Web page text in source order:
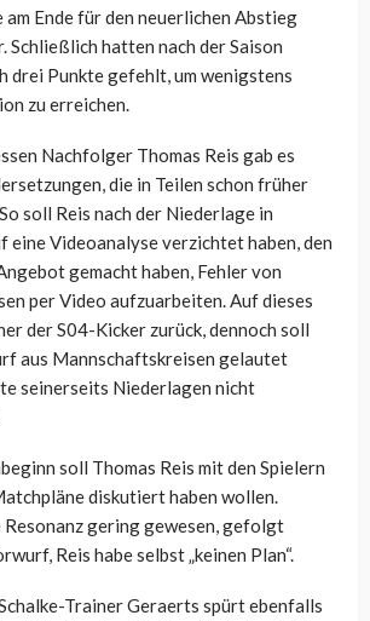
am Ende für den neuerlichen Abstieg
Schließlich hatten nach der Saison
drei Punkte gefehlt, um wenigstens
zu erreichen.
Nachfolger Thomas Reis gab es
die in Teilen schon früher
soll Reis nach der Niederlage in
eine Videoanalyse verzichtet haben, den
gemacht haben, Fehler von
per Video aufzuarbeiten. Auf dieses
der S04-Kicker zurück, dennoch soll
aus Mannschaftskreisen gelautet
seinerseits Niederlagen nicht
soll Thomas Reis mit den Spielern
diskutiert haben wollen.
Resonanz gering gewesen, gefolgt
Reis habe selbst „keinen Plan“.
Trainer Geraerts spürt ebenfalls